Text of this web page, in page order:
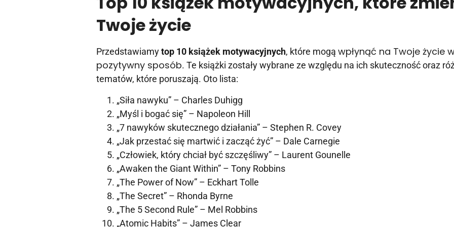
Twoje życie
Przedstawiamytop 10 książek motywacyjnych, które mogąwpłynąć na Twoje życie
pozytywny sposób. Te książki zostały wybrane ze względu na ich skuteczność oraz
tematów, które poruszają. Oto lista:
„Siła nawyku” – Charles Duhigg
„Myśl i bogać się” – Napoleon Hill
„7 nawyków skutecznego działania” – Stephen R. Covey
„Jak przestać się martwić i zacząć żyć” – Dale Carnegie
„Człowiek, który chciał być szczęśliwy” – Laurent Gounelle
„Awaken the Giant Within” – Tony Robbins
„The Power of Now” – Eckhart Tolle
„The Secret” – Rhonda Byrne
„The 5 Second Rule” – Mel Robbins
„Atomic Habits” – James Clear